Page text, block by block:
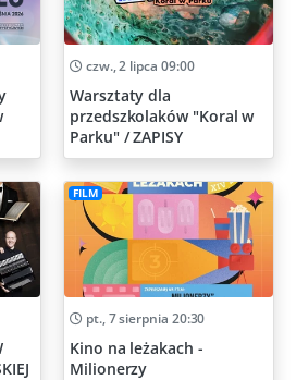
czw., 2 lipca 09:00
Warsztaty dla
przedszkolaków "Koral w
Parku" / ZAPISY
FILM
pt., 7 sierpnia 20:30
Kino na leżakach -
Milionerzy